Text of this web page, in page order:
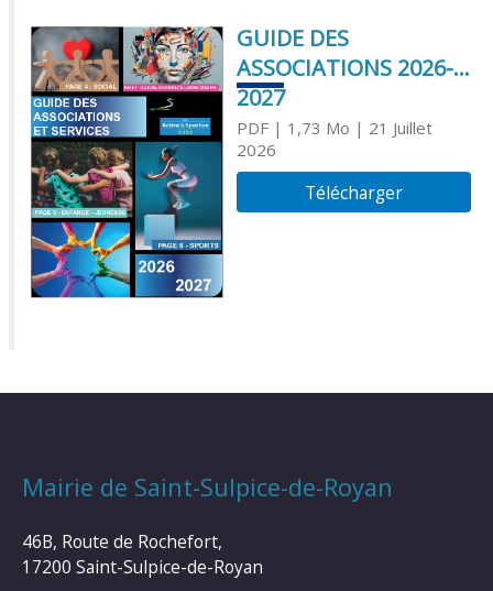
GUIDE DES
ASSOCIATIONS 2026-
2027
PDF| 1,73 Mo | 21 Juillet
2026
Télécharger
Mairie de Saint-Sulpice-de-Royan
46B, Route de Rochefort,
17200 Saint-Sulpice-de-Royan